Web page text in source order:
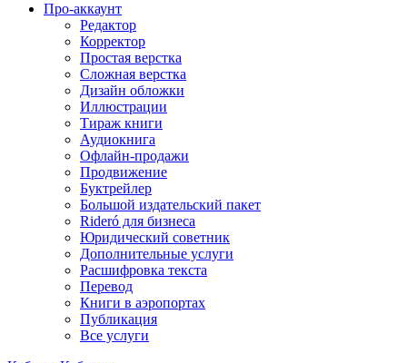
Про-аккаунт
Редактор
Корректор
Простая верстка
Сложная верстка
Дизайн обложки
Иллюстрации
Тираж книги
Аудиокнига
Офлайн-продажи
Продвижение
Буктрейлер
Большой издательский пакет
Rideró для бизнеса
Юридический советник
Дополнительные услуги
Расшифровка текста
Перевод
Книги в аэропортах
Публикация
Все услуги